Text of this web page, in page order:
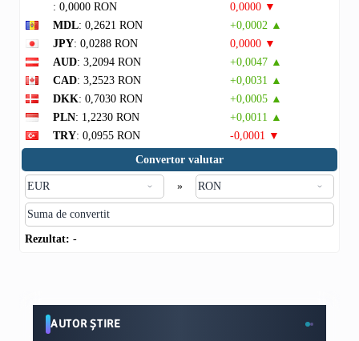
: 0,0000 RON
0,0000 ▼
MDL: 0,2621 RON
+0,0002 ▲
JPY: 0,0288 RON
0,0000 ▼
AUD: 3,2094 RON
+0,0047 ▲
CAD: 3,2523 RON
+0,0031 ▲
DKK: 0,7030 RON
+0,0005 ▲
PLN: 1,2230 RON
+0,0011 ▲
TRY: 0,0955 RON
-0,0001 ▼
Convertor valutar
»
Rezultat: -
AUTOR ȘTIRE